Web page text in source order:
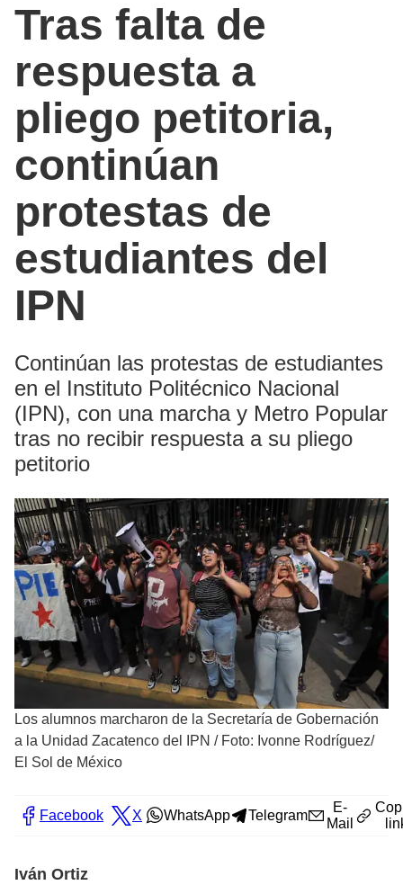
Tras falta de
respuesta a
pliego petitoria,
continúan
protestas de
estudiantes del
IPN
Continúan las protestas de estudiantes
en el Instituto Politécnico Nacional
(IPN), con una marcha y Metro Popular
tras no recibir respuesta a su pliego
petitorio
Los alumnos marcharon de la Secretaría de Gobernación
a la Unidad Zacatenco del IPN / Foto: Ivonne Rodríguez/
El Sol de México
Facebook X WhatsApp Telegram
E-
Mail
Iván Ortiz